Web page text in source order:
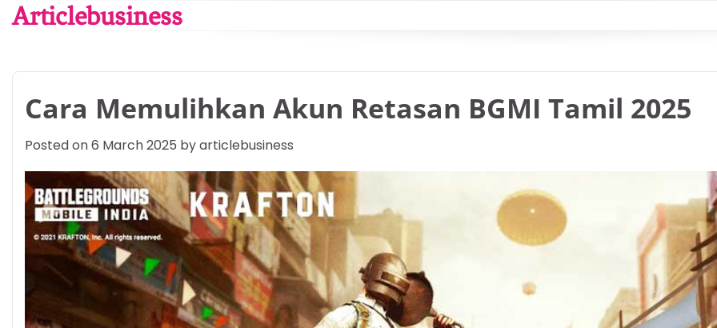
Skip
toArticlebusiness
Cara Memulihkan Akun Retasan BGMI Tamil 2025
Posted on6 March 2025 byarticlebusiness